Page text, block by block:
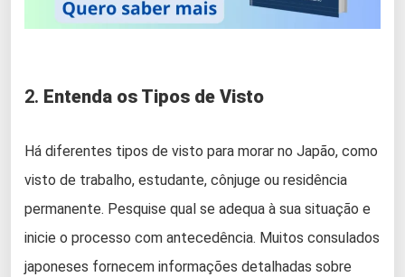
2. Entenda os Tipos de Visto
Há diferentes tipos de visto para morar no Japão, como
visto de trabalho, estudante, cônjuge ou residência
permanente. Pesquise qual se adequa à sua situação e
inicie o processo com antecedência. Muitos consulados
japoneses fornecem informações detalhadas sobre